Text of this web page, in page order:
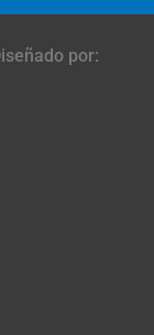
por: